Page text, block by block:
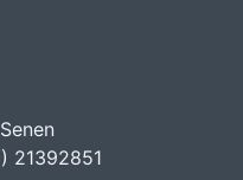
21392851